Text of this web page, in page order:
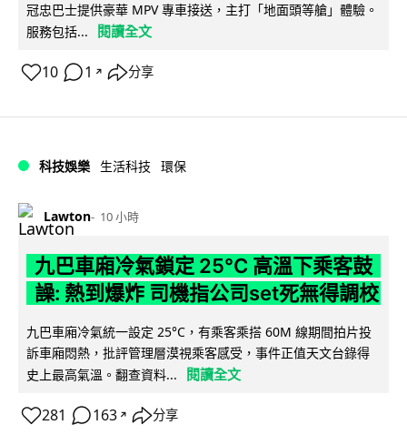
冠忠巴士提供豪華 MPV 專車接送，主打「地面頭等艙」體驗。
服務包括...
閱讀全文
10 1 ↗ 分享
科技娛樂 生活科技 環保
Lawton 10 小時
九巴車廂冷氣鎖定 25°C 高溫下乘客鼓
譟: 熱到爆炸 司機指公司set死無得調校
九巴車廂冷氣統一設定 25°C，有乘客乘搭 60M 線期間拍片投
訴車廂悶熱，批評管理層漠視乘客感受，事件正值天文台錄得
史上最高氣溫。翻查資料...
閱讀全文
281 163 ↗ 分享